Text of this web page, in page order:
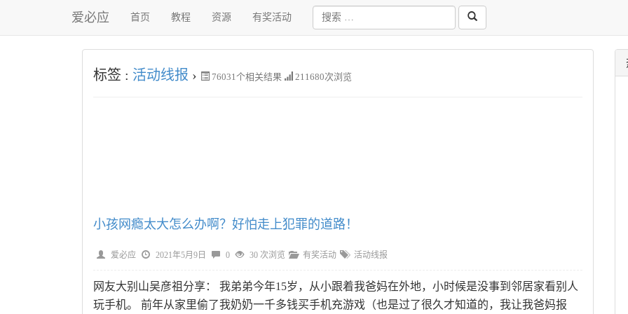
爱必应 首页 教程 资源 有奖活动
标签 : 活动线报 › 76031个相关结果 211680次浏览
小孩网瘾太大怎么办啊？好怕走上犯罪的道路！
爱必应 2021年5月9日 0 30 次浏览 有奖活动 活动线报
网友大别山吴彦祖分享： 我弟弟今年15岁，从小跟着我爸妈在外地，小时候是没事到邻居家看别人
玩手机。 前年从家里偷了我奶奶一千多钱买手机充游戏（也是过了很久才知道的，我让我爸妈报